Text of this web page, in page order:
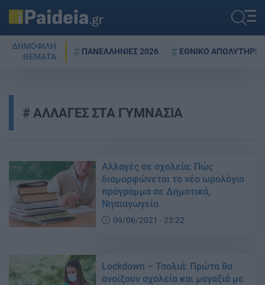
ΔΗΜΟΦΙΛΗ
ΘΕΜΑΤΑ
ΠΑΝΕΛΛΗΝΙΕΣ 2026 ΕΘΝΙΚΟ ΑΠΟΛΥΤΗΡΙΟ
ΑΛΛΑΓΕΣ ΣΤΑ ΓΥΜΝΑΣΙΑ
Αλλαγές σε σχολεία: Πώς
διαμορφώνεται το νέο ωρολόγιο
πρόγραμμα σε Δημοτικά,
Νηπιαγωγεία
09/06/2021 - 23:22
Lockdown – Τσολιά: Πρώτα θα
ανοίξουν σχολεία και μαγαζιά με